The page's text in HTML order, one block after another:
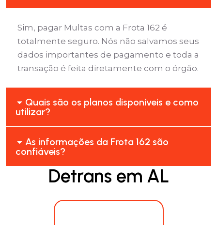
Sim, pagar Multas com a Frota 162 é
totalmente seguro. Nós não salvamos seus
dados importantes de pagamento e toda a
transação é feita diretamente com o órgão.
Quais são os planos disponíveis e como
utilizar?
As informações da Frota 162 são
confiáveis?
Detrans em AL